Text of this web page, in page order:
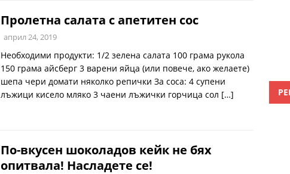
Пролетна салата с апетитен сос
април 24, 2019
Необходими продукти: 1/2 зелена салата 100 грама рукола
150 грама айсберг 3 варени яйца (или повече, ако желаете)
шепа чери домати няколко репички За соса: 4 супени
лъжици кисело мляко 3 чаени лъжички горчица сол […]
По-вкусен шоколадов кейк не бях
опитвала! Насладете се!